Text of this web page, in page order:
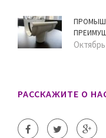
РАССКАЖИТЕ О